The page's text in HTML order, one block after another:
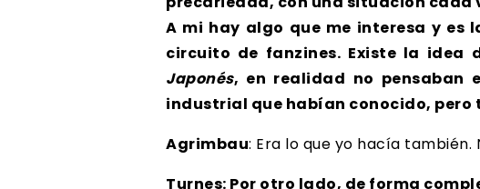
A mi hay algo que me interesa y es
circuito de fanzines. Existe la idea
Japonés, en realidad no pensaban
industrial que habían conocido,
Agrimbau: Era lo que yo hacía también.
Turnes: Por otro lado, de forma